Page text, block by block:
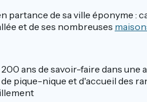
partance de sa ville éponyme
et de ses nombreuses
200 ans de savoir-faire dans une
de pique-nique et d'accueil des